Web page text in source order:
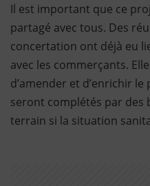
Il est important que ce
partagé avec tous. Des
concertation ont déjà eu
avec les commerçants.
d’amender et d’enrichir le
seront complétés par des
terrain si la situation